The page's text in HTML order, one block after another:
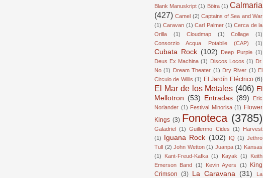
Blank Manuskript (1) Böira (1) Calmaria
(427) Camel (2) Captains of Sea and War
(1) Caravan (1) Carl Palmer (1) Cerca de la
Orilla
(1) Cloudmap (1) Collage
(1)
Consorzio Acqua Potabile (CAP)
(1)
Cubata Rock (102) Deep Purple (1)
Deus Ex Machina (1) Discos Locos (1) Dr.
No (1) Dream Theater (1) Dry River (1) El
Circulo de Willis (1) El Jardín Eléctrico (6)
El Mar de los Metales (406) El
Mellotron (53) Entradas (89)
Eric
Norlander (1) Festival Minorisa (1)
Flower
Kings (3) Fonoteca (3785)
Galadriel (1) Guillermo Cides (1)
Harvest
(1)
Iguana Rock (102) IQ (1) Jethro
Tull (2) John Wetton (1) Juanpa (1) Kansas
(1)
Kant-Freud-Kafka (1) Kayak (1)
Keith
Emerson Band (1) Kevin Ayers (1)
King
Crimson (3) La Caravana (31)
La